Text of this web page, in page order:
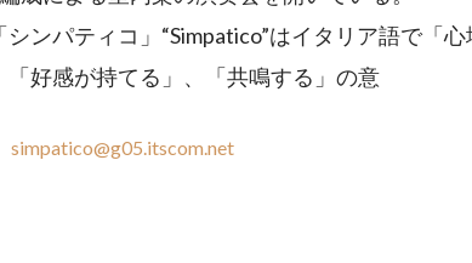
ンパティコ」“Simpatico”はイタリア語で「
「好感が持てる」、「共鳴する」の意
simpatico@g05.itscom.net